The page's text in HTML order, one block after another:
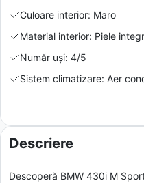
Culoare interior: Maro
Material interior: Piele
Număr uși: 4/5
Sistem climatizare: Aer
Descriere
Descoperă BMW 430i M